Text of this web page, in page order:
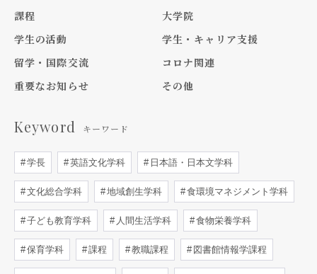
課程
大学院
学生の活動
学生・キャリア支援
留学・国際交流
コロナ関連
重要なお知らせ
その他
Keyword キーワード
学長 英語文化学科 日本語・日本文学科
文化総合学科 地域創生学科 食環境マネジメント学科
子ども教育学科 人間生活学科 食物栄養学科
保育学科 課程 教職課程 図書館情報学課程